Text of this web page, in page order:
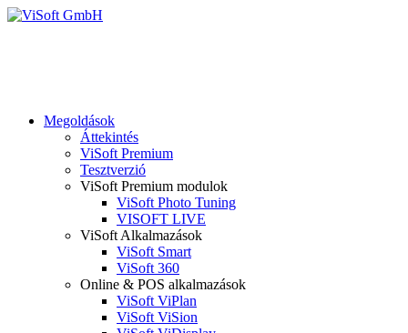
Megoldások
Áttekintés
ViSoft Premium
Tesztverzió
ViSoft Premium modulok
ViSoft Photo Tuning
VISOFT LIVE
ViSoft Alkalmazások
ViSoft Smart
ViSoft 360
Online & POS alkalmazások
ViSoft ViPlan
ViSoft ViSion